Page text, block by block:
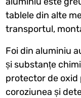
tablele din alte
transportul,
Foi din aluminiu
și substanțe
protector de oxid
coroziunea și